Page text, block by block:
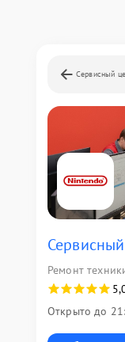
Сервисный
Ремонт
Открыто до